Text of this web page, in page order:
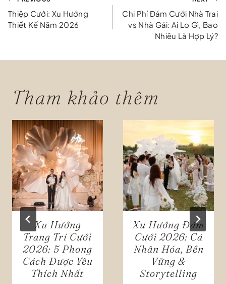
hướng
viết
Thiệp Cưới: Xu Hướng
Thiết Kế Năm 2026
Chi Phí Đám Cưới Nhà Trai
vs Nhà Gái: Ai Lo Gì, Bao
Nhiêu Là Hợp Lý?
Tham khảo thêm
Xu Hướng
Trang Trí Cưới
2026: 5 Phong
Cách Được Yêu
Thích Nhất
Xu Hướng Đám
Cưới 2026: Cá
Nhân Hóa, Bền
Vững &
Storytelling